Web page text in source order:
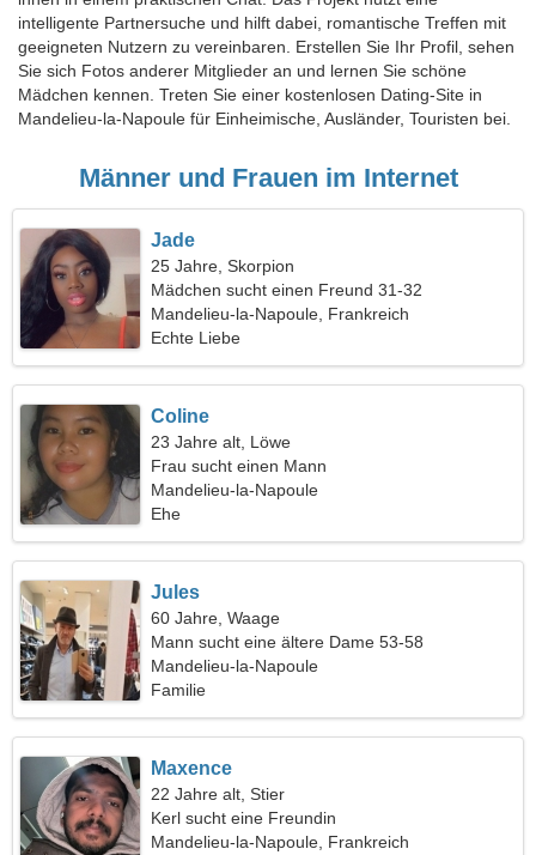
intelligente Partnersuche und hilft dabei, romantische Treffen mit
geeigneten Nutzern zu vereinbaren. Erstellen Sie Ihr Profil, sehen
Sie sich Fotos anderer Mitglieder an und lernen Sie schöne
Mädchen kennen. Treten Sie einer kostenlosen Dating-Site in
Mandelieu-la-Napoule für Einheimische, Ausländer, Touristen bei.
Männer und Frauen im Internet
Jade
25 Jahre, Skorpion
Mädchen sucht einen Freund 31-32
Mandelieu-la-Napoule, Frankreich
Echte Liebe
Coline
23 Jahre alt, Löwe
Frau sucht einen Mann
Mandelieu-la-Napoule
Ehe
Jules
60 Jahre, Waage
Mann sucht eine ältere Dame 53-58
Mandelieu-la-Napoule
Familie
Maxence
22 Jahre alt, Stier
Kerl sucht eine Freundin
Mandelieu-la-Napoule, Frankreich